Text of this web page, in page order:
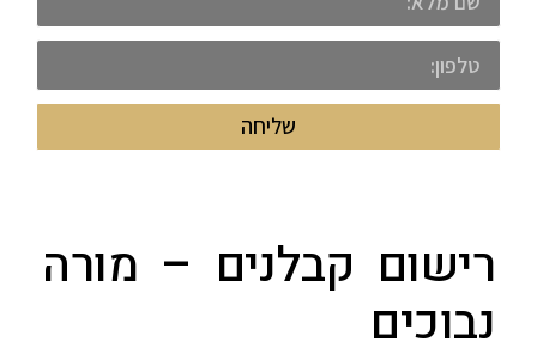
שליחה
רישום קבלנים – מורה
נבוכים